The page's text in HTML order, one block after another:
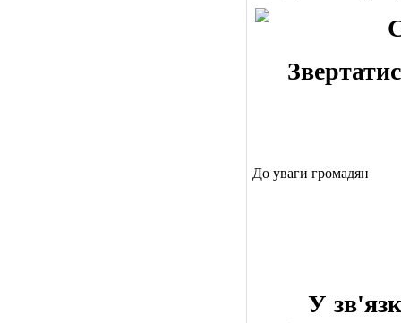
До уваги громадян
У зв'язку